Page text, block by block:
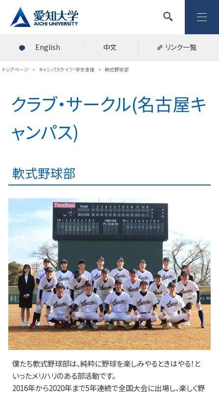
English 中文 リンク一覧
トップページ > キャンパスライフ・学生支援 > 軟式野球部
クラブ・サークル(名古屋キ
ャンパス)
軟式野球部
僕たち軟式野球部は、純粋に野球を楽しみやるときはやる！と
いったメリハリのある部活動です。
2016年から2020年まで5年連続で全国大会に出場し、楽しく野